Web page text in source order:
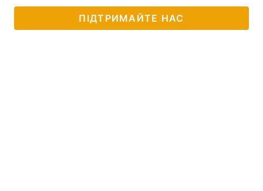
Архів Вакансії
Контакти
ПІДТРИМАЙТЕ НАС